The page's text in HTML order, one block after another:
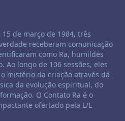
de canalização:
de março de 1984, três
receberam comunicação
como Ra, humildes
Ao longo de 106 sessões, eles
mistério da criação através da
da evolução espiritual, do
O Contato Ra é o
ofertado pela L/L